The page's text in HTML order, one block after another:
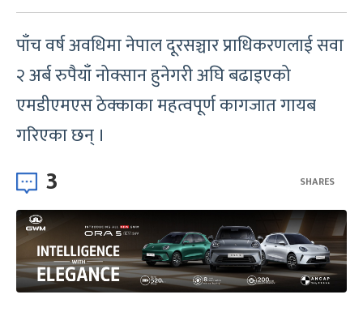
पाँच वर्ष अवधिमा नेपाल दूरसञ्चार प्राधिकरणलाई सवा
२ अर्ब रुपैयाँ नोक्सान हुनेगरी अघि बढाइएको
एमडीएमएस ठेक्काका महत्वपूर्ण कागजात गायब
गरिएका छन् ।
3 SHARES